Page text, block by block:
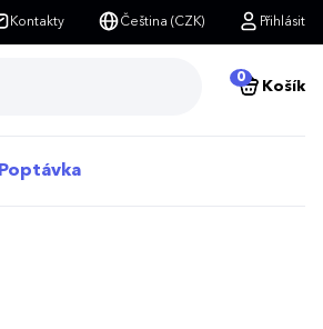
Kontakty Čeština (CZK) Přihlásit
0
Košík
Poptávka